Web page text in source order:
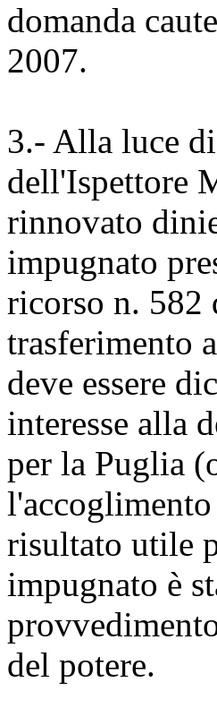
domanda
2007.
3.- Alla luce
dell'Ispettore
rinnovato
impugnato
ricorso n. 582
trasferimento
deve essere
interesse alla
per la Puglia
risultato utile
impugnato è
del potere.